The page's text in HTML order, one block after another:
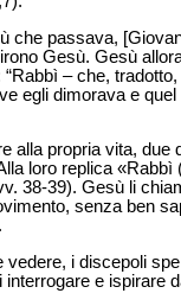
che passava,
Gesù. Gesù
– che,
egli dimorava e
alla propria vita,
loro replica
38-39). Gesù li
senza ben
i discepoli
e ispirare